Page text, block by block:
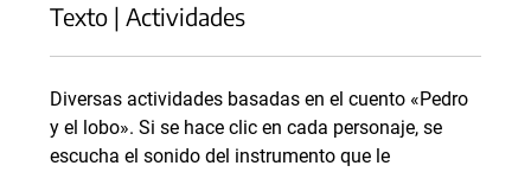
Texto | Actividades
Diversas actividades basadas en el cuento «Pedro
y el lobo». Si se hace clic en cada personaje, se
escucha el sonido del instrumento que le